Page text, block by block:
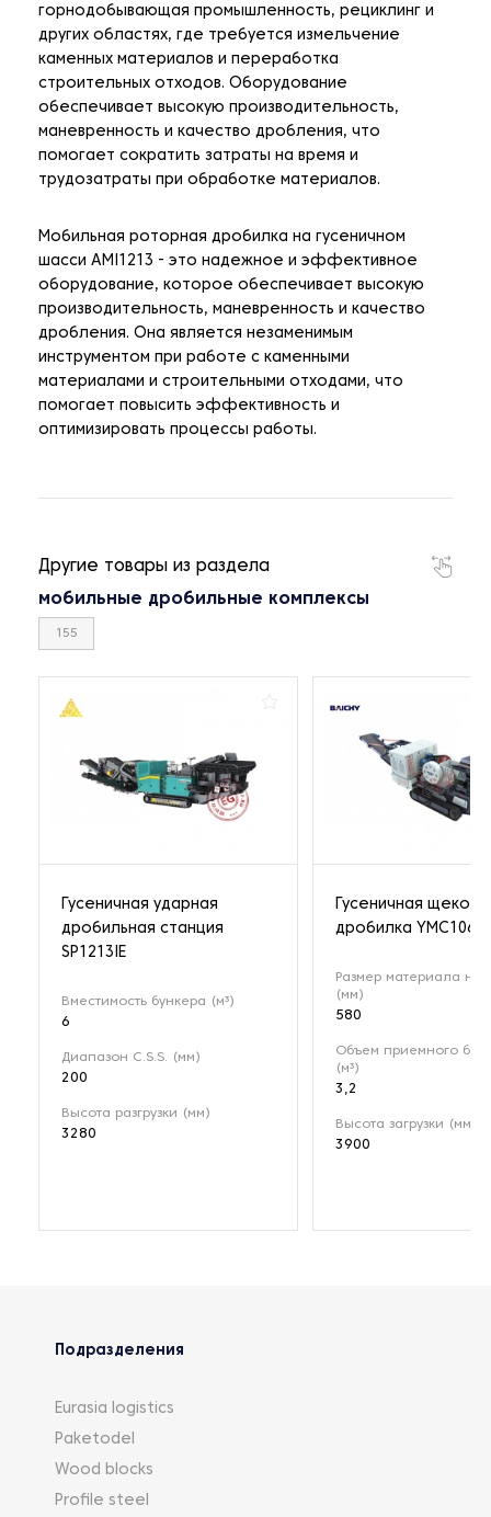
горнодобывающая промышленность, рециклинг и
других областях, где требуется измельчение
каменных материалов и переработка
строительных отходов. Оборудование
обеспечивает высокую производительность,
маневренность и качество дробления, что
помогает сократить затраты на время и
трудозатраты при обработке материалов.
Мобильная роторная дробилка на гусеничном
шасси AMI1213 - это надежное и эффективное
оборудование, которое обеспечивает высокую
производительность, маневренность и качество
дробления. Она является незаменимым
инструментом при работе с каменными
материалами и строительными отходами, что
помогает повысить эффективность и
оптимизировать процессы работы.
Другие товары из раздела
мобильные дробильные комплексы
155
Гусеничная ударная
дробильная станция
SP1213IE
Вместимость бункера (м³)
6
Диапазон C.S.S. (мм)
200
Высота разгрузки (мм)
3280
Гусеничная
дробилка YMC106
Размер материала на
(мм)
580
Объем приемного
(м³)
3,2
Высота загрузки (мм)
3900
Подразделения
Eurasia logistics
Paketodel
Wood blocks
Profile steel